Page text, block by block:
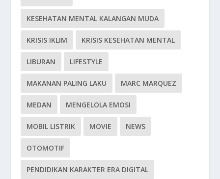
KESEHATAN MENTAL KALANGAN MUDA
KRISIS IKLIM KRISIS KESEHATAN MENTAL
LIBURAN LIFESTYLE
MAKANAN PALING LAKU MARC MARQUEZ
MEDAN MENGELOLA EMOSI
MOBIL LISTRIK MOVIE NEWS
OTOMOTIF
PENDIDIKAN KARAKTER ERA DIGITAL